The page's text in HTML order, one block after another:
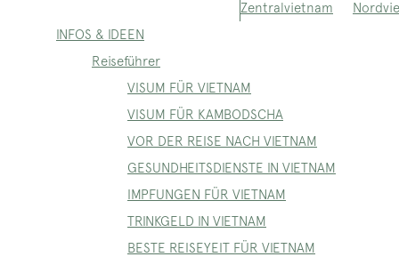
Zentralvietnam
INFOS & IDEEN
Reiseführer
VISUM FÜR VIETNAM
VISUM FÜR KAMBODSCHA
VOR DER REISE NACH VIETNAM
GESUNDHEITSDIENSTE IN VIETNAM
IMPFUNGEN FÜR VIETNAM
TRINKGELD IN VIETNAM
BESTE REISEYEIT FÜR VIETNAM